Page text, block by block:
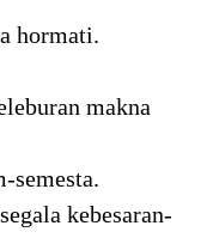
hormati.
makna
semesta.
kebesaran-